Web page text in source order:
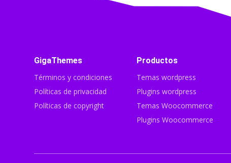
GigaThemes
Términos y condiciones
Políticas de privacidad
Políticas de copyright
Productos
Temas wordpress
Plugins wordpress
Temas Woocommerce
Plugins Woocommerce